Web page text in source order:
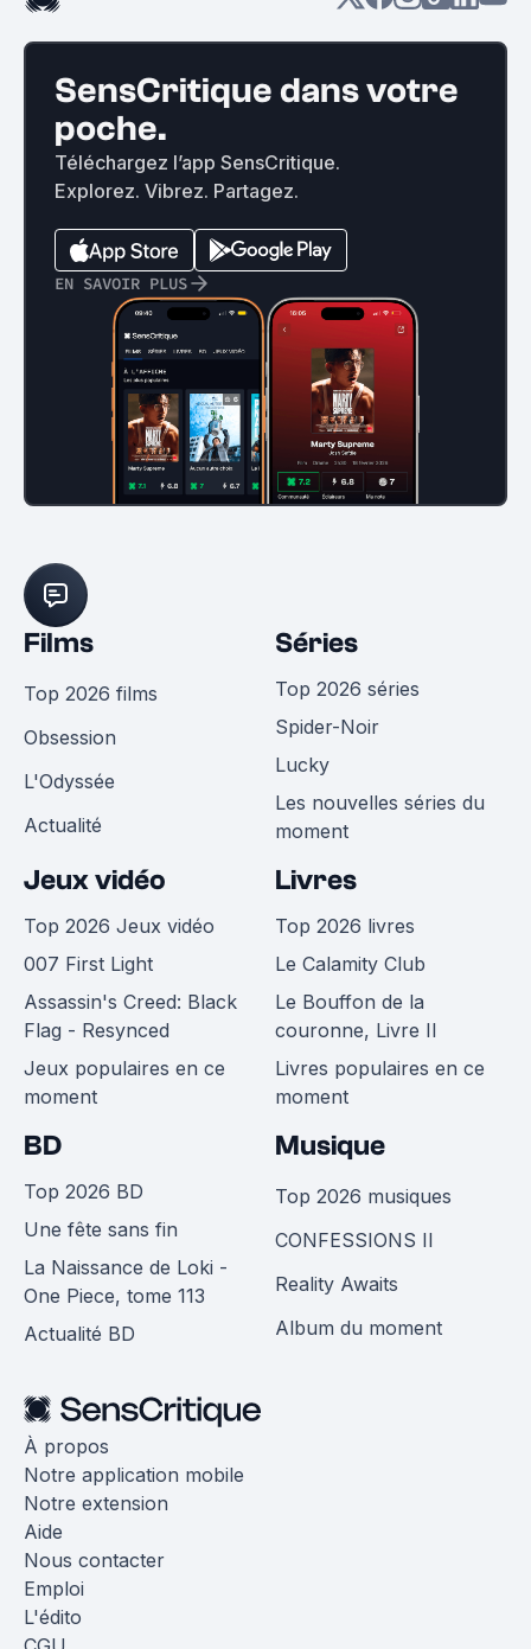
SensCritique dans votre
poche.
Téléchargez l’app SensCritique.
Explorez. Vibrez. Partagez.
EN SAVOIR PLUS
Films
Top 2026 films
Obsession
L'Odyssée
Actualité
Séries
Top 2026 séries
Spider-Noir
Lucky
Les nouvelles séries du
moment
Jeux vidéo
Top 2026 Jeux vidéo
007 First Light
Assassin's Creed: Black
Flag - Resynced
Jeux populaires en ce
moment
Livres
Top 2026 livres
Le Calamity Club
Le Bouffon de la
couronne, Livre II
Livres populaires en ce
moment
BD
Top 2026 BD
Une fête sans fin
La Naissance de Loki -
One Piece, tome 113
Actualité BD
Musique
Top 2026 musiques
CONFESSIONS II
Reality Awaits
Album du moment
À propos
Notre application mobile
Notre extension
Aide
Nous contacter
Emploi
L'édito